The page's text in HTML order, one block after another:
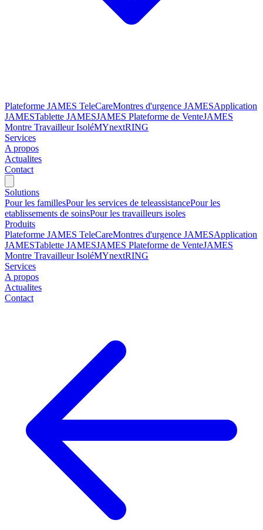
Plateforme JAMES TeleCareMontres d'urgence JAMESApplication
JAMESTablette JAMESJAMES Plateforme de VenteJAMES
Montre Travailleur IsoléMYnextRING
Services
A propos
Actualites
Contact
Solutions
Pour les famillesPour les services de teleassistancePour les
etablissements de soinsPour les travailleurs isoles
Produits
Plateforme JAMES TeleCareMontres d'urgence JAMESApplication
JAMESTablette JAMESJAMES Plateforme de VenteJAMES
Montre Travailleur IsoléMYnextRING
Services
A propos
Actualites
Contact